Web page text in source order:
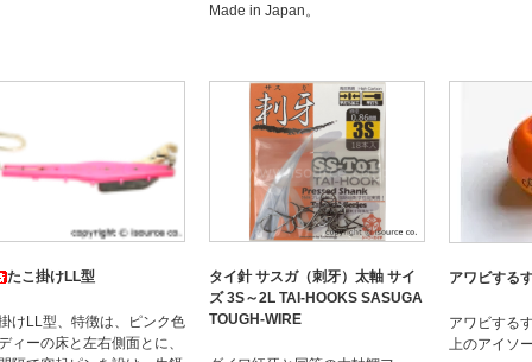
Made in Japan。
たこ掛けLL型
けLL型、特徴は、ピンク色
ィーの床と左右側面とに、
タイ針 サスガ（刺牙）太軸 サイ
ズ 3S～2L TAI-HOOKS SASUGA
TOUGH-WIRE
アワビする
アワビする
上のアイソ